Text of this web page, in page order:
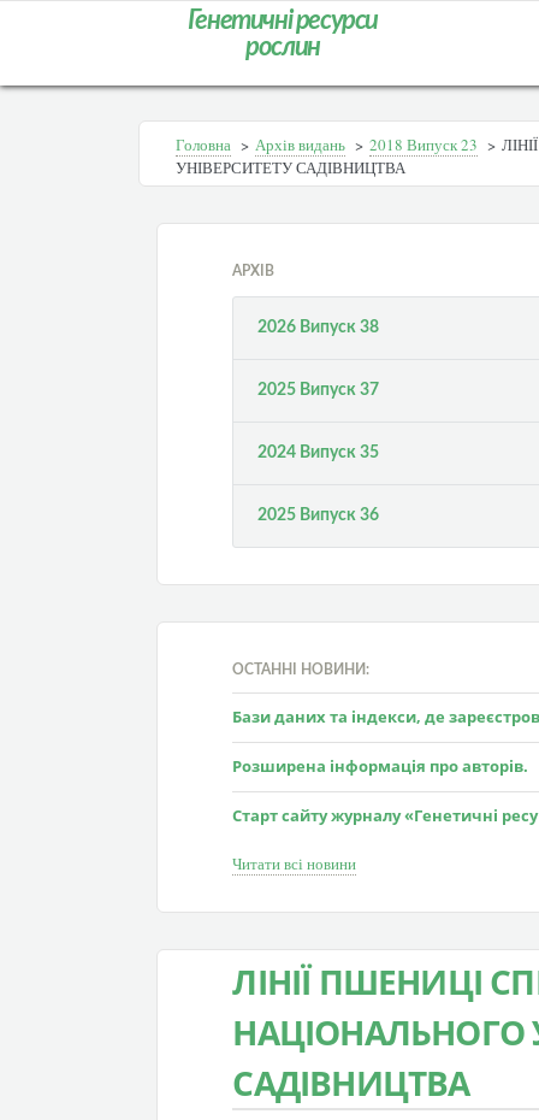
Генетичні ресурси
рослин
Головна > Архів видань > 2018 Випуск 23 >
УНІВЕРСИТЕТУ САДІВНИЦТВА
АРХІВ
2026 Випуск 38
2025 Випуск 37
2024 Випуск 35
2025 Випуск 36
ОСТАННІ НОВИНИ:
Бази даних та індекси, де
Розширена інформація про авторів.
Старт сайту журналу «Генетичні
Читати всі новини
ЛІНІЇ ПШЕНИЦІ
НАЦІОНАЛЬНОГО
САДІВНИЦТВА